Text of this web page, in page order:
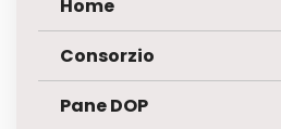
Home
Consorzio
Pane DOP